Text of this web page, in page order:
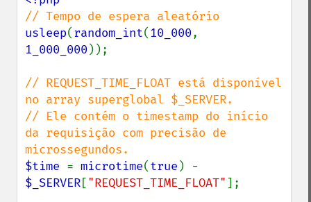
usleep(random_int(10_000
1_000_000 ));
// REQUEST_TIME_FLOAT está disponível
no array superglobal $_SERVER.
// Ele contém o timestamp do início
da requisição com precisão de
$time = microtime(true
$_SERVER["REQUEST_TIME_FLOAT"];